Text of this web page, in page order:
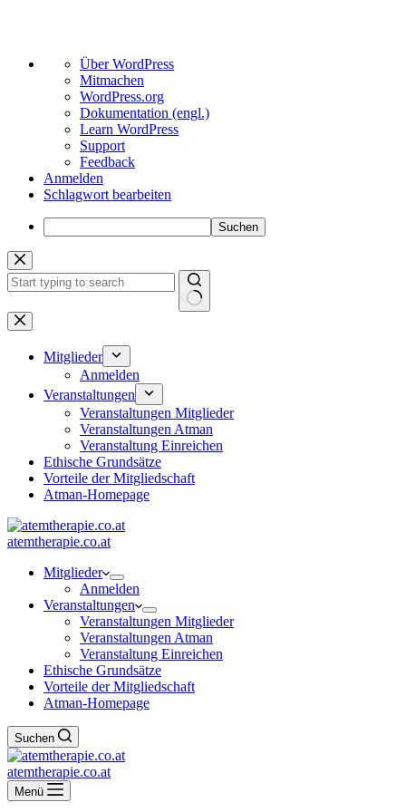
Über
WordPress
Über WordPress
Mitmachen
WordPress.org
Dokumentation (engl.)
Learn WordPress
Support
Feedback
Anmelden
Schlagwort bearbeiten
Suchen
Zum
Inhalt
springen
Keine
Ergebnisse
Mitglieder
Anmelden
Veranstaltungen
Veranstaltungen Mitglieder
Veranstaltungen Atman
Veranstaltung Einreichen
Ethische Grundsätze
Vorteile der Mitgliedschaft
Atman-Homepage
atemtherapie.co.at
Mitglieder
Anmelden
Veranstaltungen
Veranstaltungen Mitglieder
Veranstaltungen Atman
Veranstaltung Einreichen
Ethische Grundsätze
Vorteile der Mitgliedschaft
Atman-Homepage
Suchen
atemtherapie.co.at
Menü